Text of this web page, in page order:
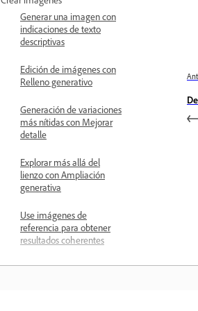
Generar una imagen con
indicaciones de texto
descriptivas
Edición de imágenes con
Relleno generativo
Generación de variaciones
más nítidas con Mejorar
detalle
Explorar más allá del
lienzo con Ampliación
generativa
Use imágenes de
referencia para obtener
resultados coherentes
Generar imágenes